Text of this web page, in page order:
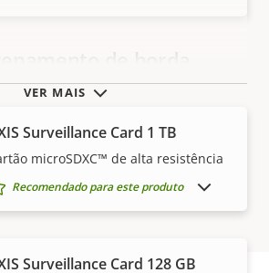
VER MAIS
Surveillance Card 1 TB
microSDXC™ de alta resistência
Recomendado para este produto
Surveillance Card 128 GB
DESCONTINUADOS